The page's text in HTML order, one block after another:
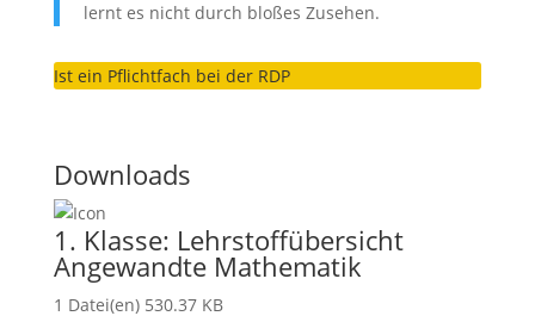
lernt es nicht durch bloßes Zusehen.
Ist ein Pflichtfach bei der RDP
Downloads
1. Klasse: Lehrstoffübersicht
Angewandte Mathematik
1 Datei(en) 530.37 KB